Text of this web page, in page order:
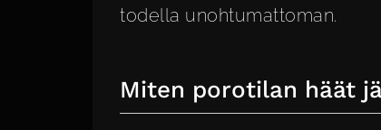
todella unohtumattoman.
Miten porotilan häät